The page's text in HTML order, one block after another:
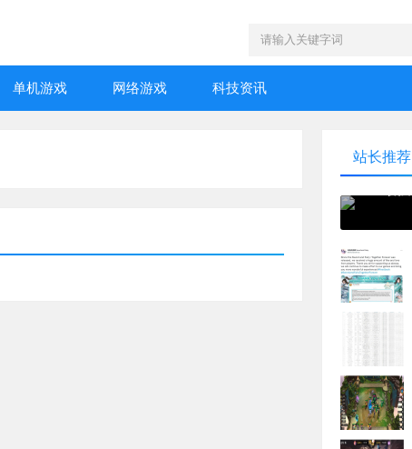
单机游戏 网络游戏 科技资讯
站长推荐